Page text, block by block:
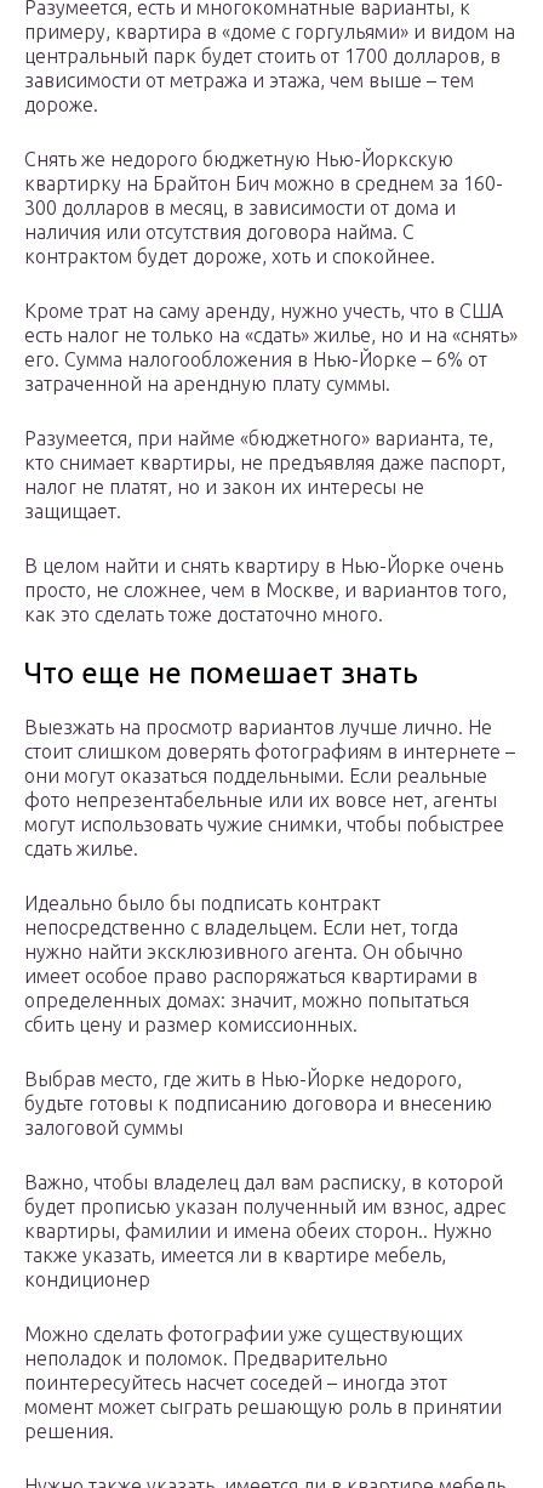
Разумеется, есть и многокомнатные варианты, к
примеру, квартира в «доме с горгульями» и видом на
центральный парк будет стоить от 1700 долларов, в
зависимости от метража и этажа, чем выше – тем
дороже.
Снять же недорого бюджетную Нью-Йоркскую
квартирку на Брайтон Бич можно в среднем за 160-
300 долларов в месяц, в зависимости от дома и
наличия или отсутствия договора найма. С
контрактом будет дороже, хоть и спокойнее.
Кроме трат на саму аренду, нужно учесть, что в США
есть налог не только на «сдать» жилье, но и на «снять»
его. Сумма налогообложения в Нью-Йорке – 6% от
затраченной на арендную плату суммы.
Разумеется, при найме «бюджетного» варианта, те,
кто снимает квартиры, не предъявляя даже паспорт,
налог не платят, но и закон их интересы не
защищает.
В целом найти и снять квартиру в Нью-Йорке очень
просто, не сложнее, чем в Москве, и вариантов того,
как это сделать тоже достаточно много.
Что еще не помешает знать
Выезжать на просмотр вариантов лучше лично. Не
стоит слишком доверять фотографиям в интернете –
они могут оказаться поддельными. Если реальные
фото непрезентабельные или их вовсе нет, агенты
могут использовать чужие снимки, чтобы побыстрее
сдать жилье.
Идеально было бы подписать контракт
непосредственно с владельцем. Если нет, тогда
нужно найти эксклюзивного агента. Он обычно
имеет особое право распоряжаться квартирами в
определенных домах: значит, можно попытаться
сбить цену и размер комиссионных.
Выбрав место, где жить в Нью-Йорке недорого,
будьте готовы к подписанию договора и внесению
залоговой суммы
Важно, чтобы владелец дал вам расписку, в которой
будет прописью указан полученный им взнос, адрес
квартиры, фамилии и имена обеих сторон.. Нужно
также указать, имеется ли в квартире мебель,
кондиционер
Можно сделать фотографии уже существующих
неполадок и поломок. Предварительно
поинтересуйтесь насчет соседей – иногда этот
момент может сыграть решающую роль в принятии
решения.